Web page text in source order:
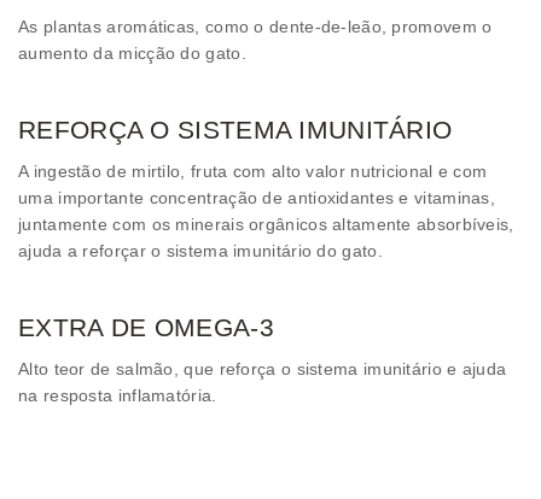
As plantas aromáticas, como o dente-de-leão, promovem o
aumento da micção do gato.
REFORÇA O SISTEMA IMUNITÁRIO
A ingestão de mirtilo, fruta com alto valor nutricional e com
uma importante concentração de antioxidantes e vitaminas,
juntamente com os minerais orgânicos altamente absorbíveis,
ajuda a reforçar o sistema imunitário do gato.
EXTRA DE OMEGA-3
Alto teor de salmão, que reforça o sistema imunitário e ajuda
na resposta inflamatória.